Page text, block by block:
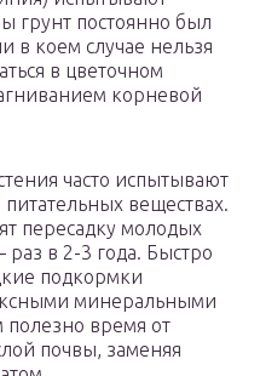
грунт постоянно был
в коем случае нельзя
в цветочном
корневой
часто испытывают
веществах.
пересадку молодых
раз в 2-3 года. Быстро
подкормки
минеральными
время от
почвы, заменяя